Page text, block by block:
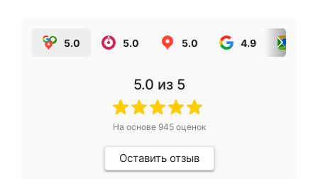
5.0 5.0 5.0 4.9
5.0 из 5
На основе 945оценок
Оставить отзыв